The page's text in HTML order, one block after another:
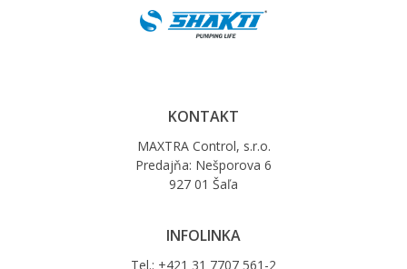
KONTAKT
MAXTRA Control, s.r.o.
Predajňa: Nešporova 6
927 01 Šaľa
INFOLINKA
Tel.: +421 31 7707 561-2